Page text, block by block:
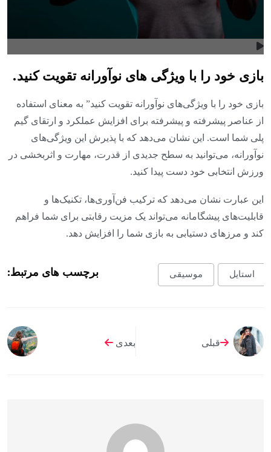
بازی خود را با ویژگی های نوآورانه تقویت کنید.
بازی خود را با ویژگی‌های نوآورانه تقویت کنید” به معنای استفاده
از عناصر پیشرفته و پیشرفته برای افزایش عملکرد و ارتقای گیم
پلی شما است. این نشان می‌دهد که با پذیرش این ویژگی‌های
نوآورانه، می‌توانید به سطح جدیدی از قدرت، مهارت و اثربخشی در
ورزش انتخابی خود دست پیدا کنید.
این عبارت نشان می‌دهد که ترکیب فن‌آوری‌ها، تکنیک‌ها و
قابلیت‌های پیشگامانه می‌تواند یک مزیت رقابتی برای شما فراهم
کند و مرزهای دستیابی به بازی شما را افزایش دهد.
برچسب های مرتبط: استایل موسیقی
قبلی بعدی